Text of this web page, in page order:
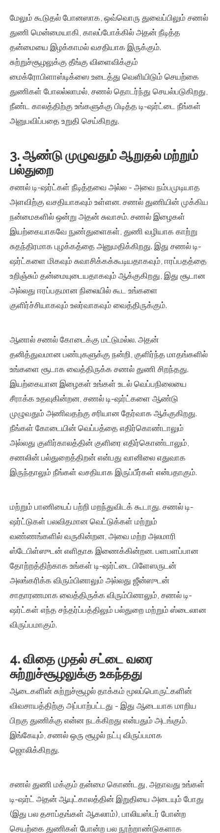
மேலும் கூடுதல் போனஸாக, ஒவ்வொரு துவைப்பிலும் சணல்
துணி மென்மையாகி, காலப்போக்கில் அதன் நீடித்த
தன்மையை இழக்காமல் வசதியாக இருக்கும்.
சுற்றுச்சூழலுக்கு தீங்கு விளைவிக்கும்
மைக்ரோபிளாஸ்டிக்ஸை உடைத்து வெளியிடும் செயற்கை
துணிகள் போலல்லாமல், சணல் தொடர்ந்து செயல்படுகிறது,
நீண்ட காலத்திற்கு உங்களுக்கு பிடித்த டி-ஷர்ட்டை நீங்கள்
அனுபவிப்பதை உறுதி செய்கிறது.
3. ஆண்டு முழுவதும் ஆறுதல் மற்றும்
பல்துறை
சணல் டி-ஷர்ட்கள் நீடித்தவை அல்ல - அவை நம்பமுடியாத
அளவிற்கு வசதியாகவும் உள்ளன. சணல் துணியின் முக்கிய
நன்மைகளில் ஒன்று அதன் சுவாசம். சணல் இழைகள்
இயற்கையாகவே நுண்துளைகள், துணி வழியாக காற்று
சுதந்திரமாக புழக்கத்தை அனுமதிக்கிறது. இது சணல் டி-
ஷர்ட்களை மிகவும் சுவாசிக்கக்கூடியதாகவும், ஈரப்பதத்தை
உறிஞ்சும் தன்மையுடையதாகவும் ஆக்குகிறது, இது சூடான
அல்லது ஈரப்பதமான நிலையில் கூட உங்களை
குளிர்ச்சியாகவும் உலர்வாகவும் வைத்திருக்கும்.
ஆனால் சணல் கோடைக்கு மட்டுமல்ல. அதன்
தனித்துவமான பண்புகளுக்கு நன்றி, குளிர்ந்த மாதங்களில்
உங்களை சூடாக வைத்திருக்க சணல் துணி சிறந்தது.
இயற்கையான இழைகள் உங்கள் உடல் வெப்பநிலையை
சீராக்க உதவுகின்றன, சணல் டி-ஷர்ட்களை ஆண்டு
முழுவதும் அணிவதற்கு சரியான தேர்வாக ஆக்குகிறது.
நீங்கள் கோடையின் வெப்பத்தை எதிர்கொண்டாலும்
அல்லது குளிர்காலத்தின் குளிரை எதிர்கொண்டாலும்,
சணலின் பல்துறைத்திறன் என்பது வானிலை எதுவாக
இருந்தாலும் நீங்கள் வசதியாக இருப்பீர்கள் என்பதாகும்.
மற்றும் பாணியைப் பற்றி மறந்துவிடக் கூடாது. சணல் டி-
ஷர்ட்டுகள் பலவிதமான வெட்டுக்கள் மற்றும்
வண்ணங்களில் வருகின்றன, அவை மற்ற அலமாரி
ஸ்டேபிள்ஸுடன் எளிதாக இணைக்கின்றன. பளபளப்பான
தோற்றத்திற்காக உங்கள் டி-ஷர்ட்டை பிளேஸருடன்
அலங்கரிக்க விரும்பினாலும் அல்லது ஜீன்ஸுடன்
சாதாரணமாக வைத்திருக்க விரும்பினாலும், சணல் டி-
ஷர்ட்கள் எந்த சந்தர்ப்பத்திலும் பல்துறை மற்றும் ஸ்டைலான
விருப்பமாகும்.
4. விதை முதல் சட்டை வரை
சுற்றுச்சூழலுக்கு உகந்தது
ஆடைகளின் சுற்றுச்சூழல் தாக்கம் மூலப்பொருட்களின்
விவசாயத்திற்கு அப்பாற்பட்டது - இது ஆடையாக மாறிய
பிறகு துணிக்கு என்ன நடக்கிறது என்பதும் அடங்கும்.
இங்கேயும், சணல் ஒரு சூழல் நட்பு விருப்பமாக
ஜொலிக்கிறது.
சணல் துணி மக்கும் தன்மை கொண்டது, அதாவது உங்கள்
டி-ஷர்ட் அதன் ஆயுட்காலத்தின் இறுதியை அடையும் போது
(இது பல தசாப்தங்கள் ஆகலாம்), பாலியஸ்டர் போன்ற
செயற்கை துணிகள் போன்ற பல நூற்றாண்டுகளாக